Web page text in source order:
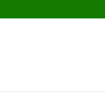
Insektisida Abamektin